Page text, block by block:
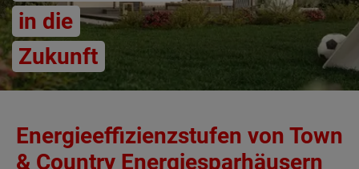
in die
Zukunft
Energieeffizienzstufen von Town
& Country Energiesparhäusern